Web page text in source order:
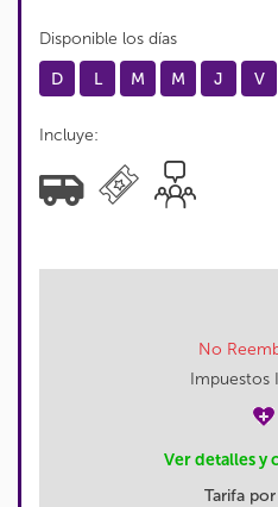
Disponible los días
D
L M M J V
Incluye:
No
Impuestos
Ver detalles y
Tarifa